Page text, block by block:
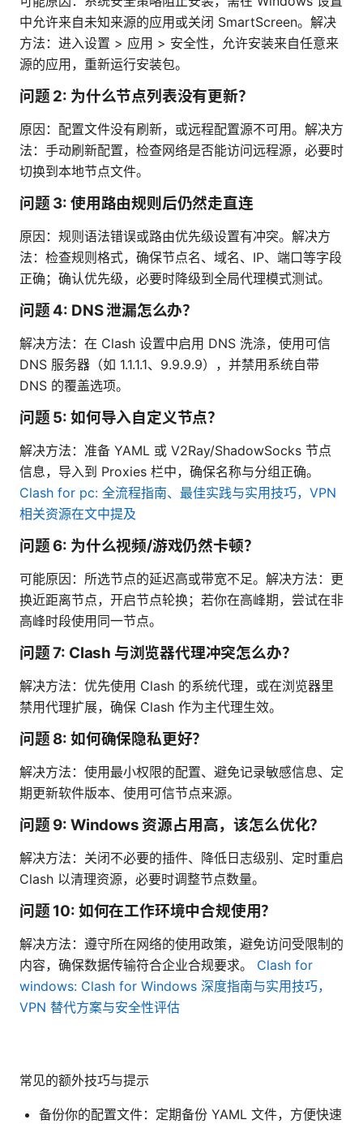
中允许来自未知来源的应用或关闭 SmartScreen。解决
方法：进入设置 > 应用 > 安全性，允许安装来自任意来
源的应用，重新运行安装包。
问题 2: 为什么节点列表没有更新？
原因：配置文件没有刷新，或远程配置源不可用。解决方
法：手动刷新配置，检查网络是否能访问远程源，必要时
切换到本地节点文件。
问题 3: 使用路由规则后仍然走直连
原因：规则语法错误或路由优先级设置有冲突。解决方
法：检查规则格式，确保节点名、域名、IP、端口等字段
正确；确认优先级，必要时降级到全局代理模式测试。
问题 4: DNS 泄漏怎么办？
解决方法：在 Clash 设置中启用 DNS 洗涤，使用可信
DNS 服务器（如 1.1.1.1、9.9.9.9），并禁用系统自带
DNS 的覆盖选项。
问题 5: 如何导入自定义节点？
解决方法：准备 YAML 或 V2Ray/ShadowSocks 节点
信息，导入到 Proxies 栏中，确保名称与分组正确。
Clash for pc: 全流程指南、最佳实践与实用技巧，VPN
相关资源在文中提及
问题 6: 为什么视频/游戏仍然卡顿？
可能原因：所选节点的延迟高或带宽不足。解决方法：更
换近距离节点，开启节点轮换；若你在高峰期，尝试在非
高峰时段使用同一节点。
问题 7: Clash 与浏览器代理冲突怎么办？
解决方法：优先使用 Clash 的系统代理，或在浏览器里
禁用代理扩展，确保 Clash 作为主代理生效。
问题 8: 如何确保隐私更好？
解决方法：使用最小权限的配置、避免记录敏感信息、定
期更新软件版本、使用可信节点来源。
问题 9: Windows 资源占用高，该怎么优化？
解决方法：关闭不必要的插件、降低日志级别、定时重启
Clash 以清理资源，必要时调整节点数量。
问题 10: 如何在工作环境中合规使用？
解决方法：遵守所在网络的使用政策，避免访问受限制的
内容，确保数据传输符合企业合规要求。 Clash for
windows: Clash for Windows 深度指南与实用技巧，
VPN 替代方案与安全性评估
常见的额外技巧与提示
备份你的配置文件：定期备份 YAML 文件，方便快速